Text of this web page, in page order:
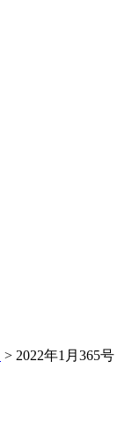
> 2022年1月365号